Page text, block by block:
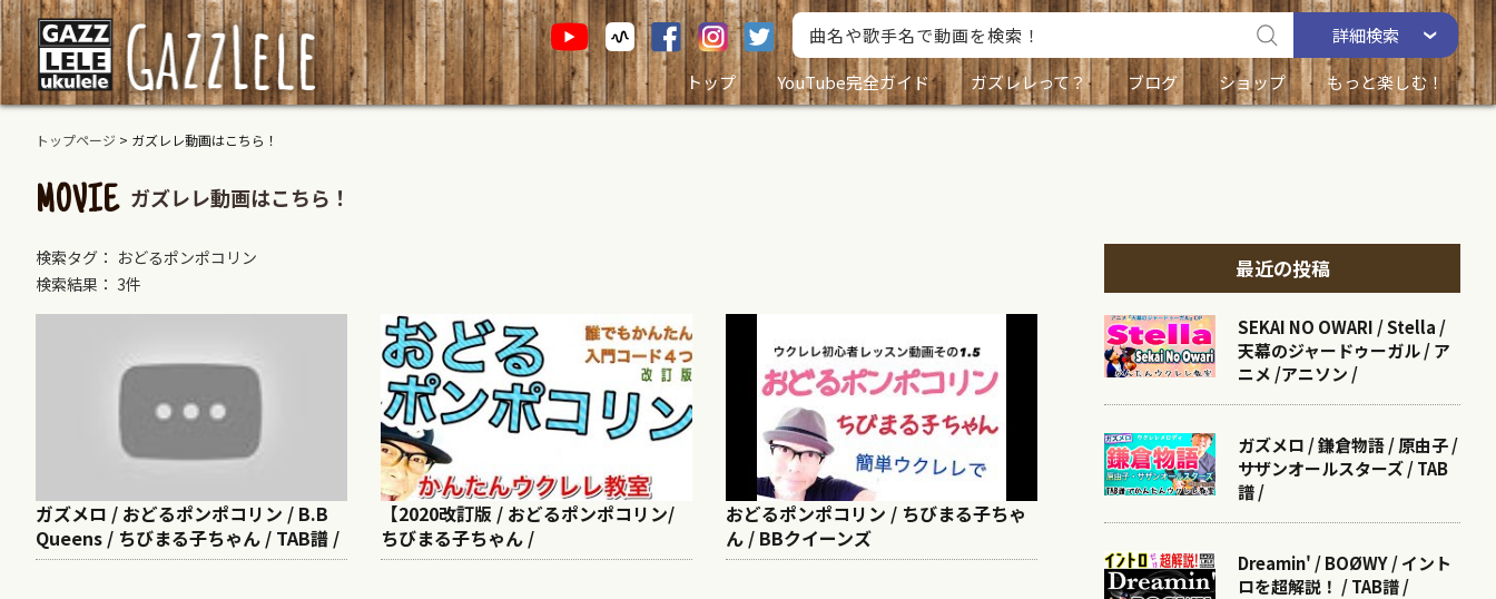
詳細検索
トップ
YouTube完全ガイド ガズレレって？ ブログ ショップ もっと楽しむ！
トップページ > ガズレレ動画はこちら！
MOVIE ガズレレ動画はこちら！
検索タグ： おどるポンポコリン
検索結果： 3件
ガズメロ / おどるポンポコリン / B.B
Queens / ちびまる子ちゃん / TAB譜 /
【2020改訂版 / おどるポンポコリン/
ちびまる子ちゃん /
おどるポンポコリン / ちびまる子ちゃ
ん / BBクイーンズ
最近の投稿
SEKAI NO OWARI / Stella /
天幕のジャードゥーガル / ア
ニメ /アニソン /
ガズメロ / 鎌倉物語 / 原由子 /
サザンオールスターズ / TAB
譜 /
Dreamin' / BOØWY / イント
ロを超解説！ / TAB譜 /